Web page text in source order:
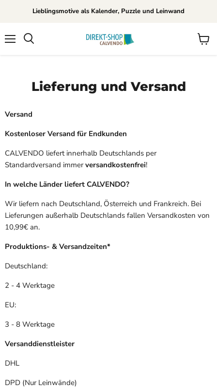
Lieblingsmotive als Kalender, Puzzle und Leinwand
View
Lieferung und Versand
Versand
Kostenloser Versand für Endkunden
CALVENDO liefert innerhalb Deutschlands per
Standardversand immerversandkostenfrei!
In welche Länder liefert CALVENDO?
Wir liefern nach Deutschland, Österreich und Frankreich. Bei
Lieferungen außerhalb Deutschlands fallen Versandkosten von
10,99€ an.
Produktions- & Versandzeiten*
Deutschland:
2 - 4 Werktage
EU:
3 - 8 Werktage
Versanddienstleister
DHL
DPD (Nur Leinwände)